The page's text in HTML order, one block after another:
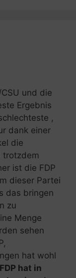
und die
Ergebnis
,
dank einer
die
trotzdem
ist die FDP
dieser Partei
das bringen
zu
Menge
sehen
hat wohl
hat in